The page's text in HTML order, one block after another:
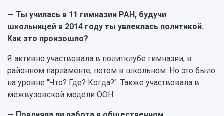
— Ты училась в 11 гимназии РАН, будучи
школьницей в 2014 году ты увлеклась политикой.
Как это произошло?
Я активно участвовала в политклубе гимназии, в
районном парламенте, потом в школьном. Но это было
на уровне "Что? Где? Когда?". Также участвовала в
межвузовской модели ООН.